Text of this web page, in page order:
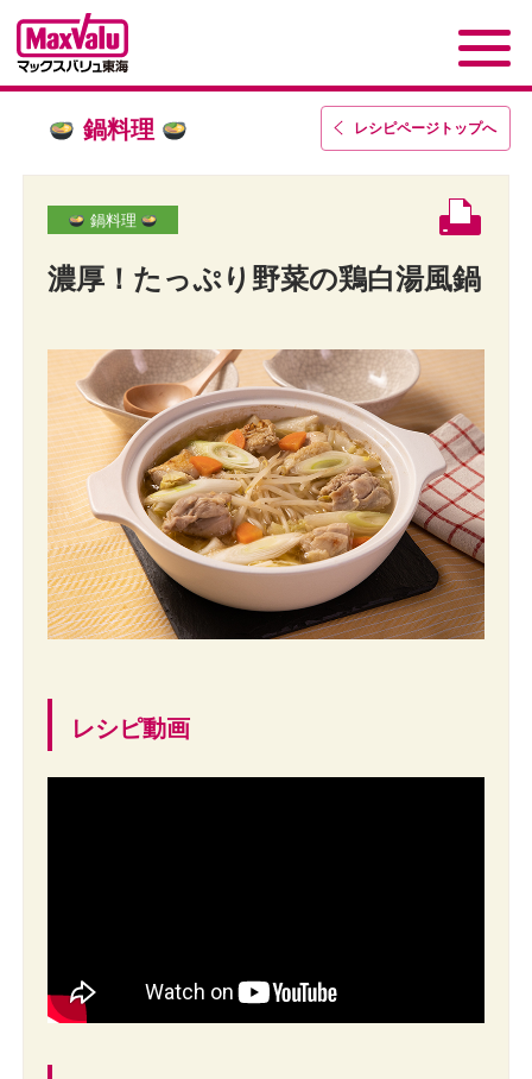
レシピページトップへ
鍋料理
鍋料理
濃厚！たっぷり野菜の鶏白湯風鍋
レシピ動画